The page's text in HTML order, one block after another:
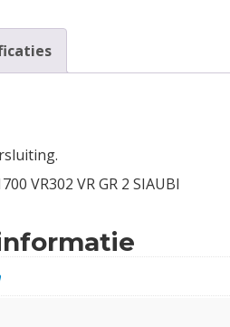
VR302 VR GR 2 SIAUBI